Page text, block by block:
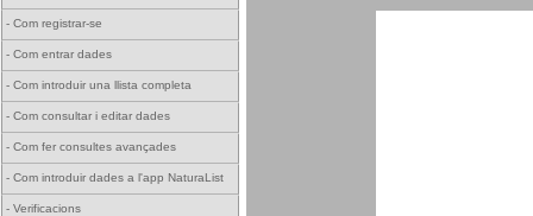
- Com registrar-se
- Com entrar dades
- Com introduir una llista completa
- Com consultar i editar dades
- Com fer consultes avançades
- Com introduir dades a l'app NaturaList
- Verificacions